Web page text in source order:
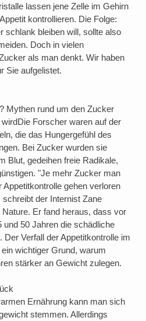
lassen jene Zelle im Gehirn
kontrollieren. Die Folge:
schlank bleiben will, sollte also
Doch in vielen
als man denkt. Wir haben
Sie aufgelistet.
Mythen rund um den Zucker
Forscher waren auf der
die das Hungergefühl des
Bei Zucker wurden sie
Blut, gedeihen freie Radikale,
"Je mehr Zucker man
gehen verloren
der Internist Zane
Er fand heraus, dass vor
50 Jahren die schädliche
Verfall der Appetitkontrolle im
wichtiger Grund, warum
stärker an Gewicht zulegen.
Ernährung kann man sich
stemmen. Allerdings